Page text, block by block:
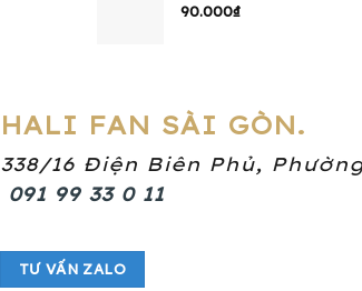
90.000₫
HALI FAN SÀI GÒN.
338/16 Điện Biên Phủ,
091 99 33 0 11
TƯ VẤN ZALO